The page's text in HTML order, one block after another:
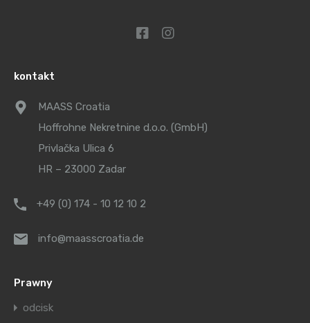
kontakt
MAASS Croatia
Hoffrohne Nekretnine d.o.o. (GmbH)
Privlačka Ulica 6
HR – 23000 Zadar
+49 (0) 174 - 10 12 10 2
info@maasscroatia.de
Prawny
odcisk